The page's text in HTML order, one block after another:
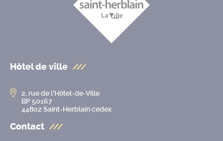
Hôtel de ville
2, rue de l’Hôtel-de-Ville
BP 50167
44802 Saint-Herblain cedex
Contact